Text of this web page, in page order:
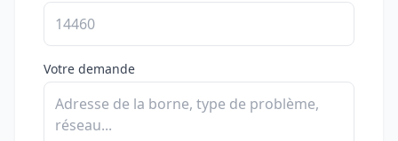
Votre demande